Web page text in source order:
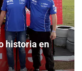
historia en